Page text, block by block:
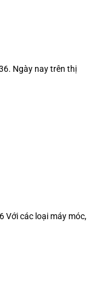
Ngày nay trên thị
Với các loại máy móc,